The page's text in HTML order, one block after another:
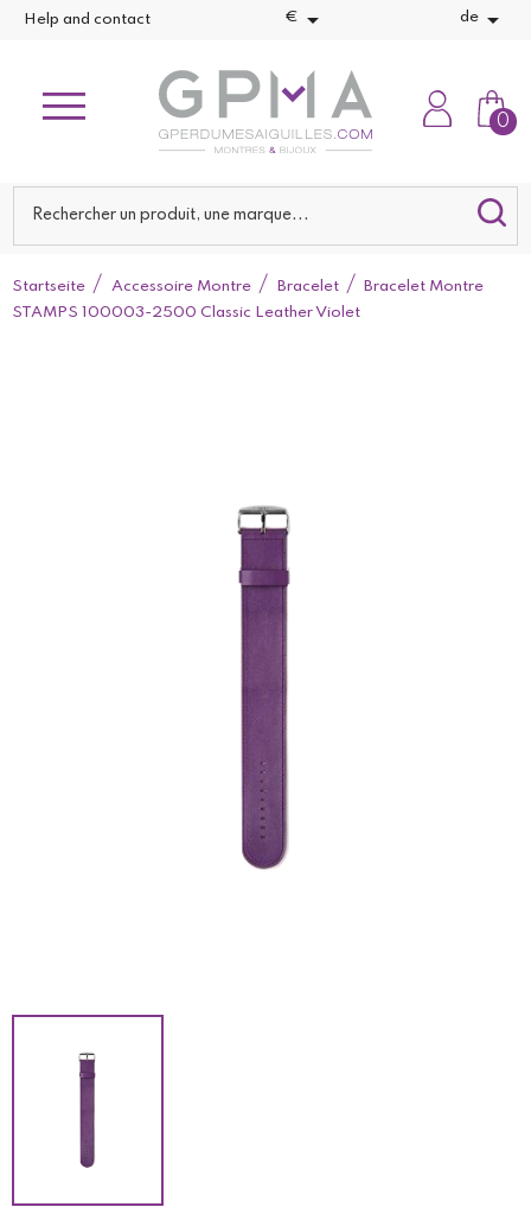
Help and contact €  de 
0
Startseite Accessoire Montre Bracelet
Bracelet Montre
STAMPS 100003-2500 Classic Leather Violet